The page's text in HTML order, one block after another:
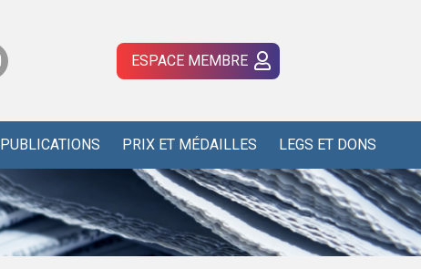
ESPACE MEMBRE
PUBLICATIONS PRIX ET MÉDAILLES LEGS ET DONS